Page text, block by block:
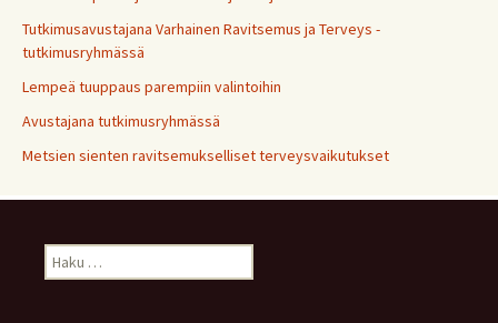
Tutkimusavustajana Varhainen Ravitsemus ja Terveys -
tutkimusryhmässä
Lempeä tuuppaus parempiin valintoihin
Avustajana tutkimusryhmässä
Metsien sienten ravitsemukselliset terveysvaikutukset
Haku: